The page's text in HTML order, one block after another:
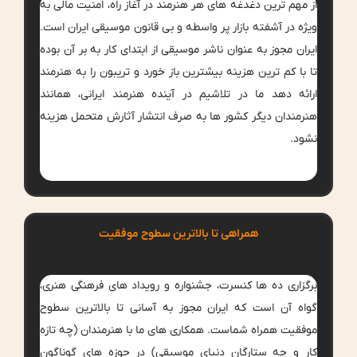
همراهی تا بالاترین سطوح موفقیت
برگزاری ده ها کنسرت، جشنواره و رویداد های فرهنگی هنری،
گواه آن است که ایران مجوز به آسانی تا بالاترین سطوح
موفقیت همراه شماست. همکاری های ما با هنرمندان (چه تازه
کار و چه ستارگان دنیای موسیقی) در حوزه های گوناگون
از مهم ترین دغدغه های هر هنرمند در آغاز راه، امنیت مالی به
ویژه در آشفته بازار پر واسطه و بی قانون موسیقی ایران است.
ایران مجوز به عنوان ناشر موسیقی از ابتدای کار به بر آن بوده
تا با کم ترین هزینه بیشترین باز خورد و تریبون را به هنرمند
ارائه دهد ما در تلاشیم در آینده هنرمند ایرانی، همانند
هنرمندان دیگر کشور ها به صرف انتشار آثارش متحمل هزینه
نشود.